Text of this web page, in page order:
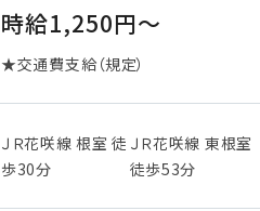
時給1,250円〜
★交通費支給（規定）
ＪＲ花咲線 根室 徒
歩30分
ＪＲ花咲線 東根室
徒歩53分